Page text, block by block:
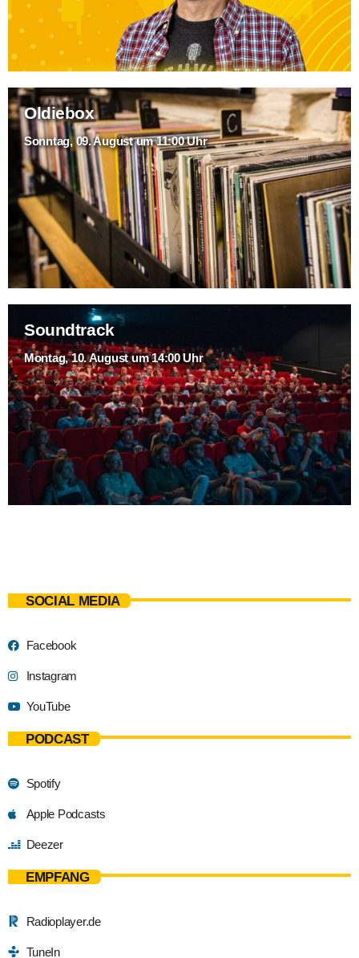
Oldiebox
Sonntag, 09. August um 11:00 Uhr
Soundtrack
Montag, 10. August um 14:00 Uhr
SOCIAL MEDIA
Facebook
Instagram
YouTube
PODCAST
Spotify
Apple Podcasts
Deezer
EMPFANG
Radioplayer.de
TuneIn